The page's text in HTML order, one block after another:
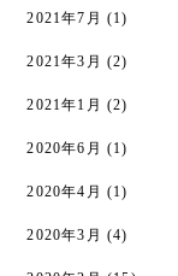
2021年7月 (1)
2021年3月 (2)
2021年1月 (2)
2020年6月 (1)
2020年4月 (1)
2020年3月 (4)